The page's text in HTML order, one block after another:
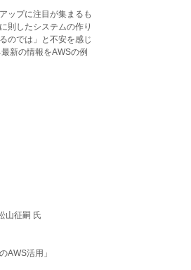
ップに注目が集まるも
則したシステムの作り
のでは」と不安を感じ
新の情報をAWSの例
山征嗣 氏
AWS活用」